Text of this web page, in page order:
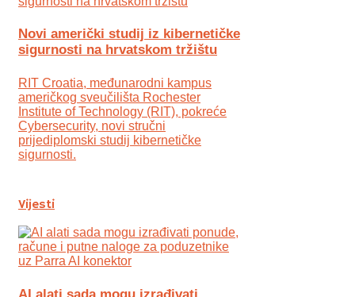
Novi američki studij iz kibernetičke
sigurnosti na hrvatskom tržištu
RIT Croatia, međunarodni kampus
američkog sveučilišta Rochester
Institute of Technology (RIT), pokreće
Cybersecurity, novi stručni
prijediplomski studij kibernetičke
sigurnosti.
Vijesti